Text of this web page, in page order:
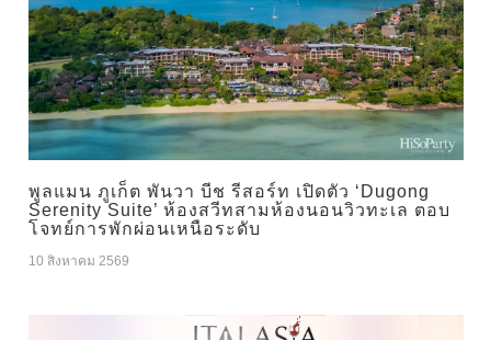
พูลแมน ภูเก็ต พันวา บีช รีสอร์ท เปิดตัว ‘Dugong
Serenity Suite’ ห้องสวีทสามห้องนอนวิวทะเล ตอบ
โจทย์การพักผ่อนเหนือระดับ
10 สิงหาคม 2569